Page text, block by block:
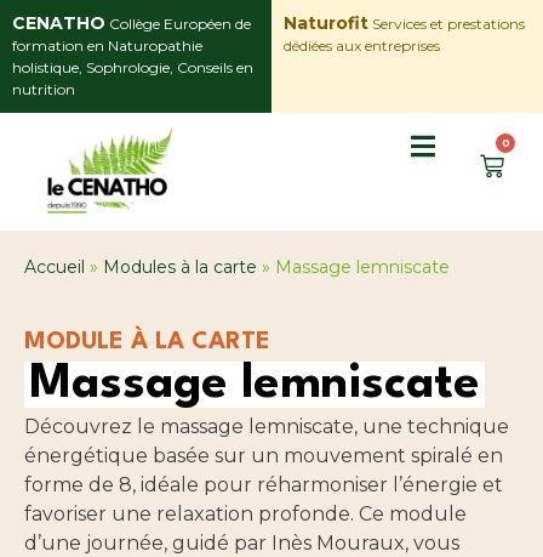
CENATHO Collège Européen de
formation en Naturopathie
holistique, Sophrologie, Conseils en
nutrition
Naturofit Services et prestations
dédiées aux entreprises
0
Accueil » Modules à la carte » Massage lemniscate
MODULE À LA CARTE
Massage lemniscate
Découvrez le massage lemniscate, une technique
énergétique basée sur un mouvement spiralé en
forme de 8, idéale pour réharmoniser l’énergie et
favoriser une relaxation profonde. Ce module
d’une journée, guidé par Inès Mouraux, vous